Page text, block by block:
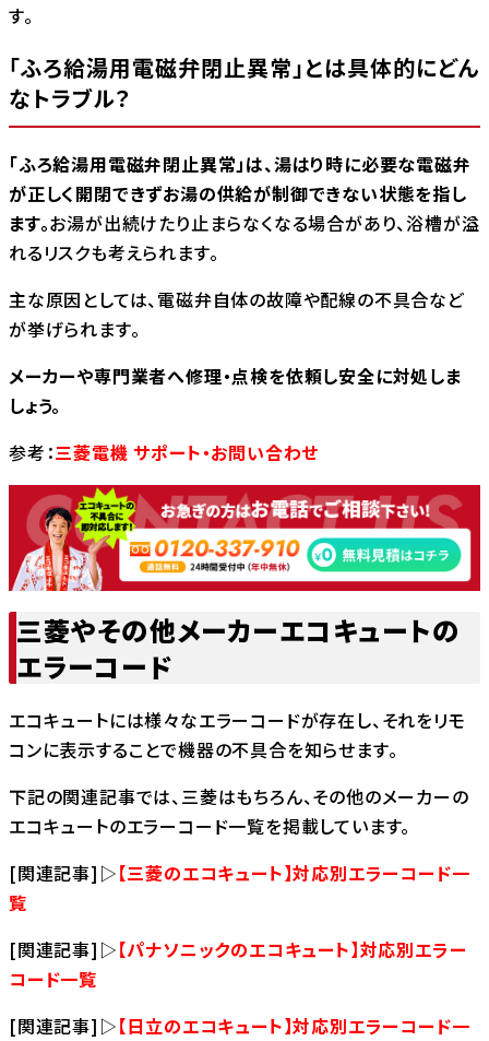
す。
「ふろ給湯用電磁弁閉止異常」とは具体的にどん
なトラブル？
「ふろ給湯用電磁弁閉止異常」は、湯はり時に必要な電磁弁
が正しく開閉できずお湯の供給が制御できない状態を指し
ます。お湯が出続けたり止まらなくなる場合があり、浴槽が溢
れるリスクも考えられます。
主な原因としては、電磁弁自体の故障や配線の不具合など
が挙げられます。
メーカーや専門業者へ修理・点検を依頼し安全に対処しま
しょう。
参考：三菱電機 サポート・お問い合わせ
三菱やその他メーカーエコキュートの
エラーコード
エコキュートには様々なエラーコードが存在し、それをリモ
コンに表示することで機器の不具合を知らせます。
下記の関連記事では、三菱はもちろん、その他のメーカーの
エコキュートのエラーコード一覧を掲載しています。
[関連記事]▷【三菱のエコキュート】対応別エラーコード一
覧
[関連記事]▷【パナソニックのエコキュート】対応別エラー
コード一覧
[関連記事]▷【日立のエコキュート】対応別エラーコード一